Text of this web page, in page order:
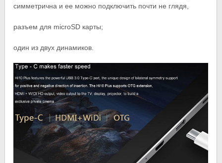
симметрична и ее можно подключить почти не глядя,
разъем для microSD карты;
один из двух динамиков.